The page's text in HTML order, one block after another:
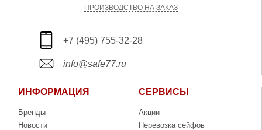
ПРОИЗВОДСТВО НА ЗАКАЗ
+7 (495) 755-32-28
info@safe77.ru
ИНФОРМАЦИЯ
Бренды
Новости
СЕРВИСЫ
Акции
Перевозка сейфов